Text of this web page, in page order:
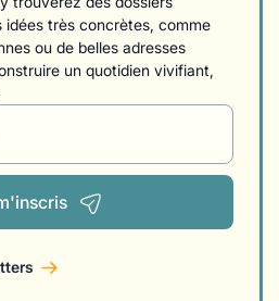
idées très concrètes, comme
ou de belles adresses
un quotidien vivifiant,